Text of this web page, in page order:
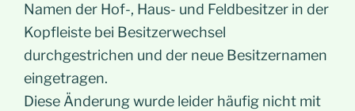
Namen der Hof-, Haus- und Feldbesitzer in der
Kopfleiste bei Besitzerwechsel
durchgestrichen und der neue Besitzernamen
eingetragen.
Diese Änderung wurde leider häufig nicht mit